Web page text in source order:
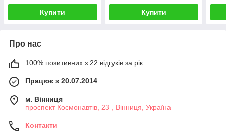
Купити Купити
Про нас
100% позитивних з 22 відгуків за рік
Працює з 20.07.2014
м. Вінниця
проспект Космонавтів, 23 , Вінниця, Україна
Контакти